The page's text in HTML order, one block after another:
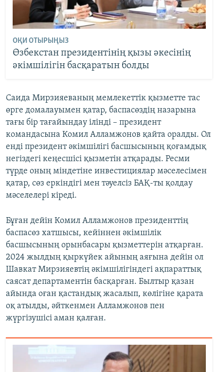
ОҚИ ОТЫРЫҢЫЗ
Өзбекстан президентінің қызы әкесінің
әкімшілігін басқаратын болды
Саида Мирзияеваның мемлекеттік қызметте тас
өрге домалауымен қатар, баспасөздің назарына
тағы бір тағайындау ілінді – президент
командасына Комил Алламжонов қайта оралды. Ол
енді президент әкімшілігі басшысының қоғамдық
негіздегі кеңесшісі қызметін атқарады. Ресми
түрде оның міндетіне инвестициялар мәселесімен
қатар, сөз еркіндігі мен тәуелсіз БАҚ-ты қолдау
мәселелері кіреді.
Бұған дейін Комил Алламжонов президенттің
баспасөз хатшысы, кейіннен әкімшілік
басшысының орынбасары қызметтерін атқарған.
2024 жылдың қыркүйек айының аяғына дейін ол
Шавкат Мирзияевтің әкімшілігіндегі ақпараттық
саясат департаментін басқарған. Былтыр қазан
айында оған қастандық жасалып, көлігіне қарата
оқ атылды, әйткенмен Алламжонов пен
жүргізушісі аман қалған.